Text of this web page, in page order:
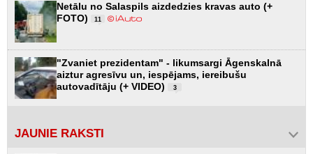
Netālu no Salaspils aizdedzies kravas auto (+
FOTO)
11
"Zvaniet prezidentam" - likumsargi Āgenskalnā
aiztur agresīvu un, iespējams, iereibušu
autovadītāju (+ VIDEO)
3
JAUNIE RAKSTI